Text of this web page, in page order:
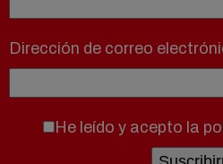
Dirección de correo
He leído y acepto la